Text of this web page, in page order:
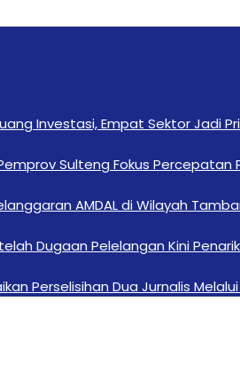
Investasi, Empat Sektor Jadi
Sulteng Fokus Percepatan
AMDAL di Wilayah
Dugaan Pelelangan Kini
Perselisihan Dua Jurnalis